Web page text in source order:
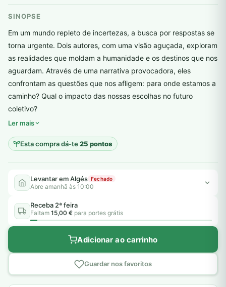
SINOPSE
Em um mundo repleto de incertezas, a busca por respostas se
torna urgente. Dois autores, com uma visão aguçada, exploram
as realidades que moldam a humanidade e os destinos que nos
aguardam. Através de uma narrativa provocadora, eles
confrontam as questões que nos afligem: para onde estamos a
caminho? Qual o impacto das nossas escolhas no futuro
coletivo?
Ler mais
Esta compra dá-te25 pontos
Levantar em Algés Fechado
Abre amanhã às 10:00
Receba 2ª feira
Faltam 15,00 € para portes grátis
Adicionar ao carrinho
Guardar nos favoritos